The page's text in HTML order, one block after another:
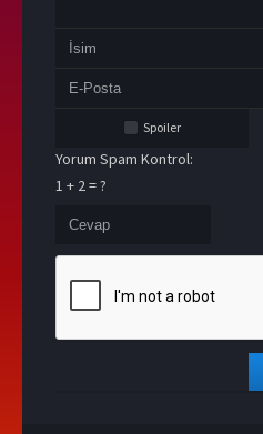
Spoiler
Yorum Spam Kontrol:
1 + 2 = ?